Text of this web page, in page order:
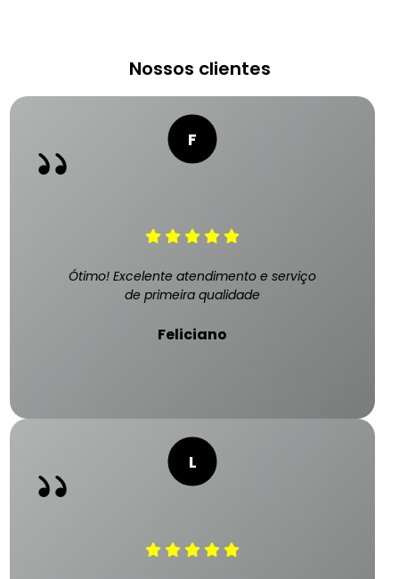
Nossos clientes
Ótimo! Excelente atendimento e serviço
de primeira qualidade
Feliciano